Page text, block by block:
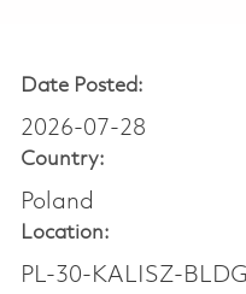
Date Posted:
2026-07-28
Country:
Poland
Location:
PL-30-KALISZ-